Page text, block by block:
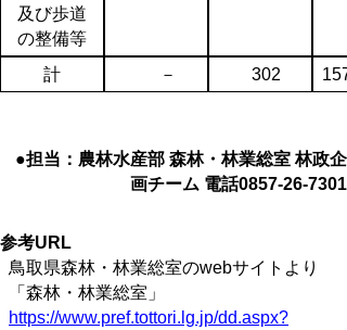
及び歩道
の整備等
計 － 302
●担当：農林水産部 森林・林業総室 林政企
画チーム 電話0857-26-7301
参考URL
鳥取県森林・林業総室のwebサイトより
「森林・林業総室」
https://www.pref.tottori.lg.jp/dd.aspx?